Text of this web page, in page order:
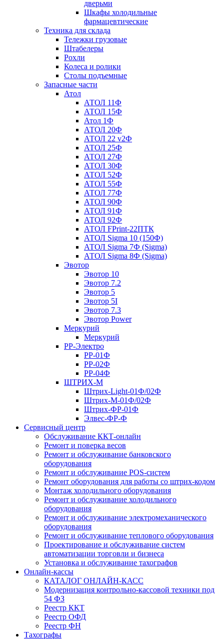
дверьми
Шкафы холодильные
фармацевтические
Техника для склада
Тележки грузовые
Штабелеры
Рохли
Колеса и ролики
Столы подъемные
Запасные части
Атол
АТОЛ 11Ф
АТОЛ 15Ф
Атол 1Ф
АТОЛ 20Ф
АТОЛ 22 v2Ф
АТОЛ 25Ф
АТОЛ 27Ф
АТОЛ 30Ф
АТОЛ 52Ф
АТОЛ 55Ф
АТОЛ 77Ф
АТОЛ 90Ф
АТОЛ 91Ф
АТОЛ 92Ф
АТОЛ FPrint-22ПТК
АТОЛ Sigma 10 (150Ф)
АТОЛ Sigma 7Ф (Sigma)
АТОЛ Sigma 8Ф (Sigma)
Эвотор
Эвотор 10
Эвотор 7.2
Эвотор 5
Эвотор 5I
Эвотор 7.3
Эвотор Power
Меркурий
Меркурий
РР-Электро
РР-01Ф
РР-02Ф
РР-04Ф
ШТРИХ-М
Штрих-Light-01Ф/02Ф
Штрих-М-01Ф/02Ф
Штрих-ФР-01Ф
Элвес-ФР-Ф
Сервисный центр
Обслуживание ККТ-онлайн
Ремонт и поверка весов
Ремонт и обслуживание банковского
оборудования
Ремонт и обслуживание POS-систем
Ремонт оборудования для работы со штрих-кодом
Монтаж холодильного оборудования
Ремонт и обслуживание холодильного
оборудования
Ремонт и обслуживание электромеханического
оборудования
Ремонт и обслуживание теплового оборудования
Проектирование и обслуживание систем
автоматизации торговли и бизнеса
Установка и обслуживание тахографов
Онлайн-кассы
КАТАЛОГ ОНЛАЙН-КАСС
Модернизация контрольно-кассовой техники под
54 ФЗ
Реестр ККТ
Реестр ОФД
Реестр ФН
Тахографы